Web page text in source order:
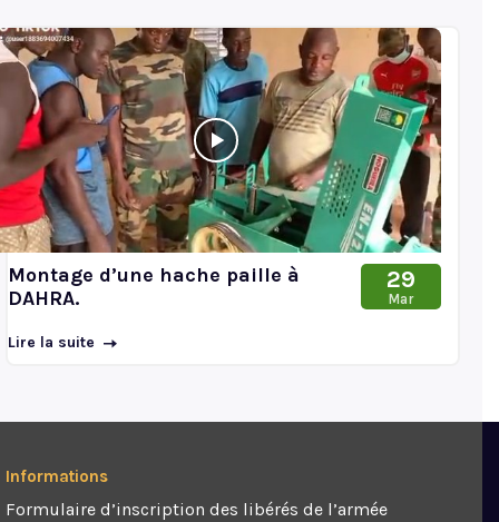
Montage d’une hache paille à
DAHRA.
29
Mar
Lire la suite
Informations
Formulaire d’inscription des libérés de l’armée